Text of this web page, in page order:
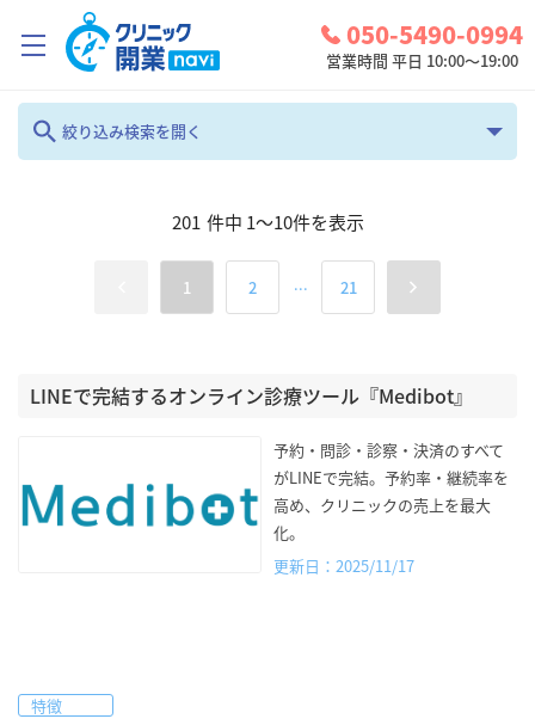
050-5490-0994
営業時間 平日 10:00～19:00
絞り込み検索を開く
診療科
検索
201 件中 1～10件を表示
1 2 ... 21
LINEで完結するオンライン診療ツール『Medibot』
予約・問診・診察・決済のすべて
がLINEで完結。予約率・継続率を
高め、クリニックの売上を最大
化。
更新日：2025/11/17
特徴
クリニック開業ナビとは？
コンシェルジュサービス
ログイン